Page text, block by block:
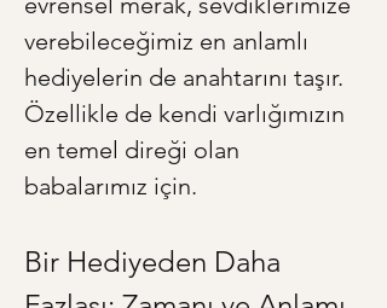
verebileceğimiz en anlamlı
hediyelerin de anahtarını taşır.
Özellikle de kendi varlığımızın
en temel direği olan
babalarımız için.
Bir Hediyeden Daha